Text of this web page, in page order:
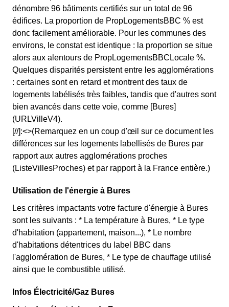
dénombre 96 bâtiments certifiés sur un total de 96
édifices. La proportion de PropLogementsBBC % est
donc facilement améliorable. Pour les communes des
environs, le constat est identique : la proportion se situe
alors aux alentours de PropLogementsBBCLocale %.
Quelques disparités persistent entre les agglomérations
: certaines sont en retard et montrent des taux de
logements labélisés très faibles, tandis que d'autres sont
bien avancés dans cette voie, comme [Bures]
(URLVilleV4).
[//]:<>(Remarquez en un coup d'œil sur ce document les
différences sur les logements labellisés de Bures par
rapport aux autres agglomérations proches
(ListeVillesProches) et par rapport à la France entière.)
Utilisation de l'énergie à Bures
Les critères impactants votre facture d'énergie à Bures
sont les suivants : * La température à Bures, * Le type
d'habitation (appartement, maison...), * Le nombre
d'habitations détentrices du label BBC dans
l'agglomération de Bures, * Le type de chauffage utilisé
ainsi que le combustible utilisé.
Infos Électricité/Gaz Bures